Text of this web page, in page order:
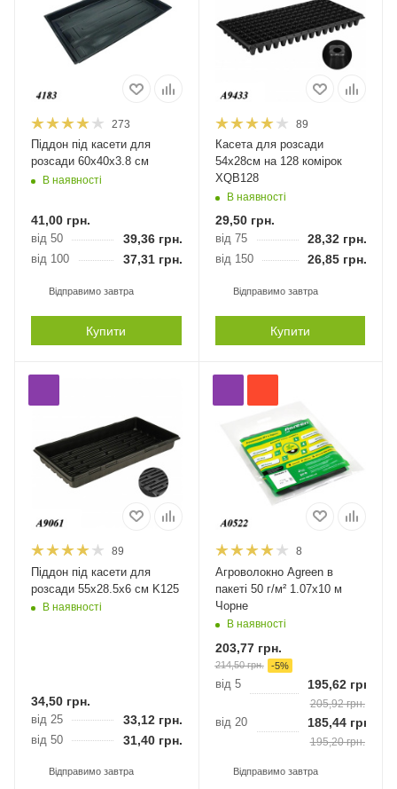
273
Піддон під касети для
розсади 60х40х3.8 см
В наявності
41,00 грн.
від 50 39,36 грн.
від 100 37,31 грн.
Відправимо завтра
Купити
89
Касета для розсади
54х28см на 128 комірок
XQB128
В наявності
29,50грн.
від 75 28,32грн.
від 150 26,85грн.
Відправимо завтра
Купити
89
Піддон під касети для
розсади 55х28.5х6 см K125
В наявності
34,50 грн.
від 25 33,12 грн.
від 50 31,40 грн.
Відправимо завтра
8
Агроволокно Agreen в
пакеті 50 г/м² 1.07х10 м
Чорне
В наявності
203,77грн.
214,50грн. -5%
від 5 195,62грн.
205,92грн.
від 20 185,44грн.
195,20грн.
Відправимо завтра